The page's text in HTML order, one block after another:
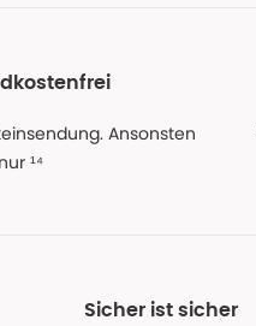
Ansonsten
nur ¹⁴
Sicher ist sicher